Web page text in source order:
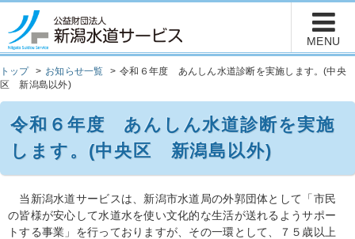
トップ お知らせ一覧
令和６年度 あんしん水道診断を実施します。(中央
区 新潟島以外)
令和６年度 あんしん水道診断を実施
します。(中央区 新潟島以外)
当新潟水道サービスは、新潟市水道局の外郭団体として「市民
の皆様が安心して水道水を使い文化的な生活が送れるようサポー
トする事業」を行っておりますが、その一環として、７５歳以上